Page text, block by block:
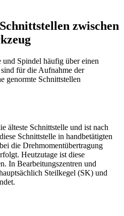
zwischen
Spindel häufig über einen
für die Aufnahme der
genormte Schnittstellen
älteste Schnittstelle und ist nach
Schnittstelle in handbetätigten
die Drehmomentübertragung
Heutzutage ist diese
In Bearbeitungszentren und
Steilkegel (SK) und